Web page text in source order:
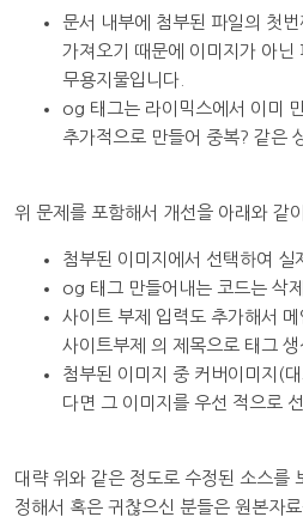
문서 내부에 첨부된 파일의 첫
가져오기 때문에 이미지가 아닌
무용지물입니다.
og 태그는 라이믹스에서 이미
추가적으로 만들어 중복? 같은
위 문제를 포함해서 개선을 아래와 같
첨부된 이미지에서 선택하여 실
og 태그 만들어내는 코드는 삭제
사이트 부제 입력도 추가해서
사이트부제 의 제목으로 태그 생
첨부된 이미지 중 커버이미지(
다면 그 이미지를 우선 적으로
대략 위와 같은 정도로 수정된 소스를
정해서 혹은 귀찮으신 분들은 원본자